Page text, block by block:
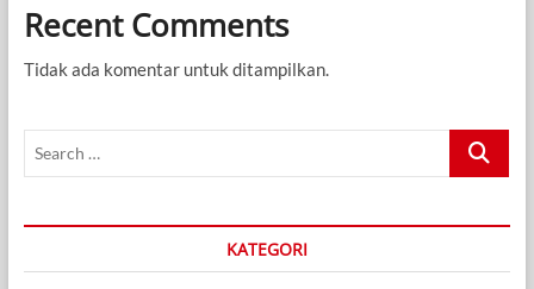
Recent Comments
Tidak ada komentar untuk ditampilkan.
Search
KATEGORI